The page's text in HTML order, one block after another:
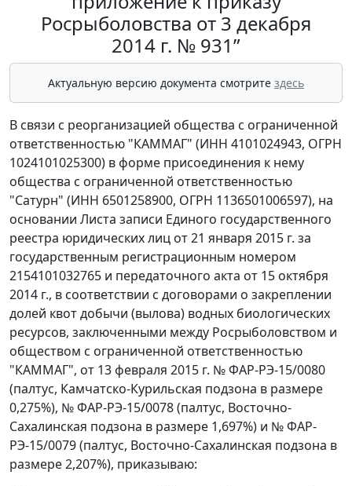
Росрыболовства от 3 декабря
2014 г. № 931”
Актуальную версию документа смотрите здесь
В связи с реорганизацией общества с ограниченной
ответственностью "КАММАГ" (ИНН 4101024943, ОГРН
1024101025300) в форме присоединения к нему
общества с ограниченной ответственностью
"Сатурн" (ИНН 6501258900, ОГРН 1136501006597), на
основании Листа записи Единого государственного
реестра юридических лиц от 21 января 2015 г. за
государственным регистрационным номером
2154101032765 и передаточного акта от 15 октября
2014 г., в соответствии с договорами о закреплении
долей квот добычи (вылова) водных биологических
ресурсов, заключенными между Росрыболовством и
обществом с ограниченной ответственностью
"КАММАГ", от 13 февраля 2015 г. № ФАР-РЭ-15/0080
(палтус, Камчатско-Курильская подзона в размере
0,275%), № ФАР-РЭ-15/0078 (палтус, Восточно-
Сахалинская подзона в размере 1,697%) и № ФАР-
РЭ-15/0079 (палтус, Восточно-Сахалинская подзона в
размере 2,207%), приказываю: